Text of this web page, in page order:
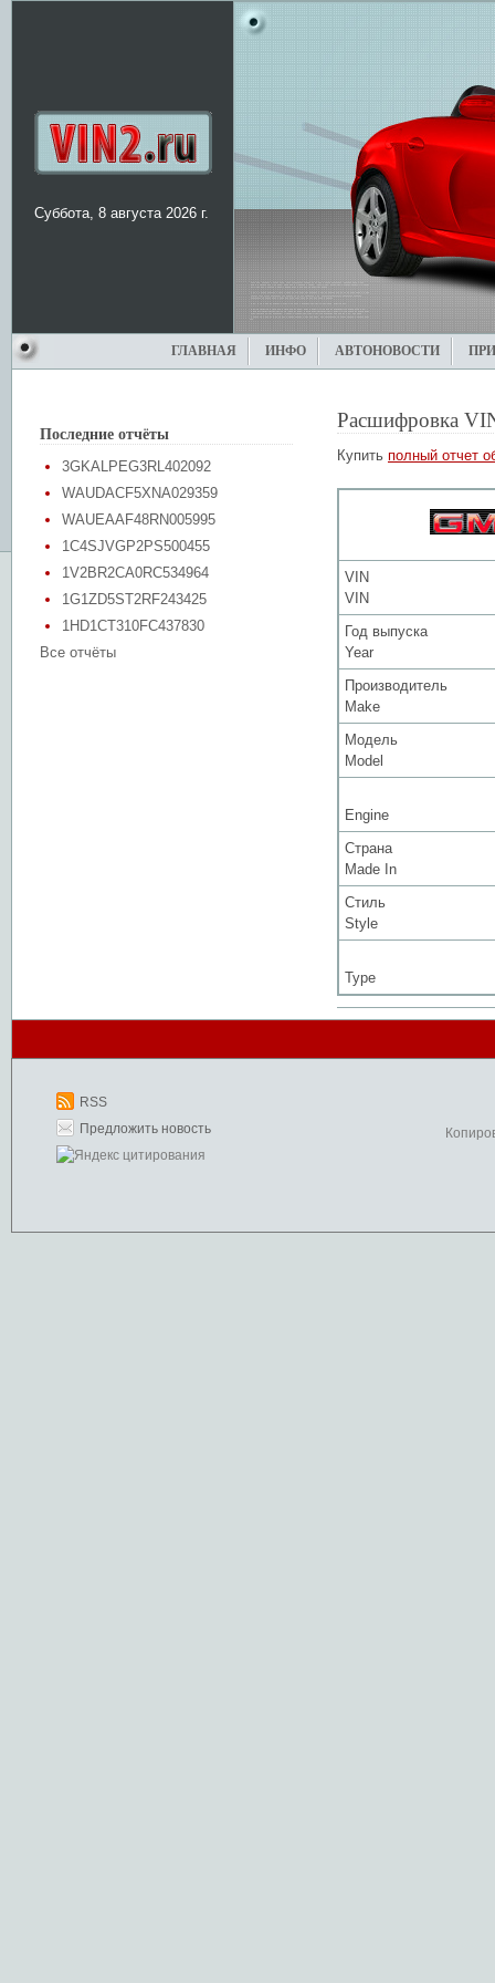
Суббота, 8 августа 2026 г.
ГЛАВНАЯ ИНФО АВТОНОВОСТИ
Последние отчёты
3GKALPEG3RL402092
WAUDACF5XNA029359
WAUEAAF48RN005995
1C4SJVGP2PS500455
1V2BR2CA0RC534964
1G1ZD5ST2RF243425
1HD1CT310FC437830
Все отчёты
Расшифровка
Купить полный отчет
VIN
VIN
Год выпуска
Year
Производитель
Make
Модель
Model
Engine
Страна
Made In
Стиль
Style
Type
RSS
Предложить новость